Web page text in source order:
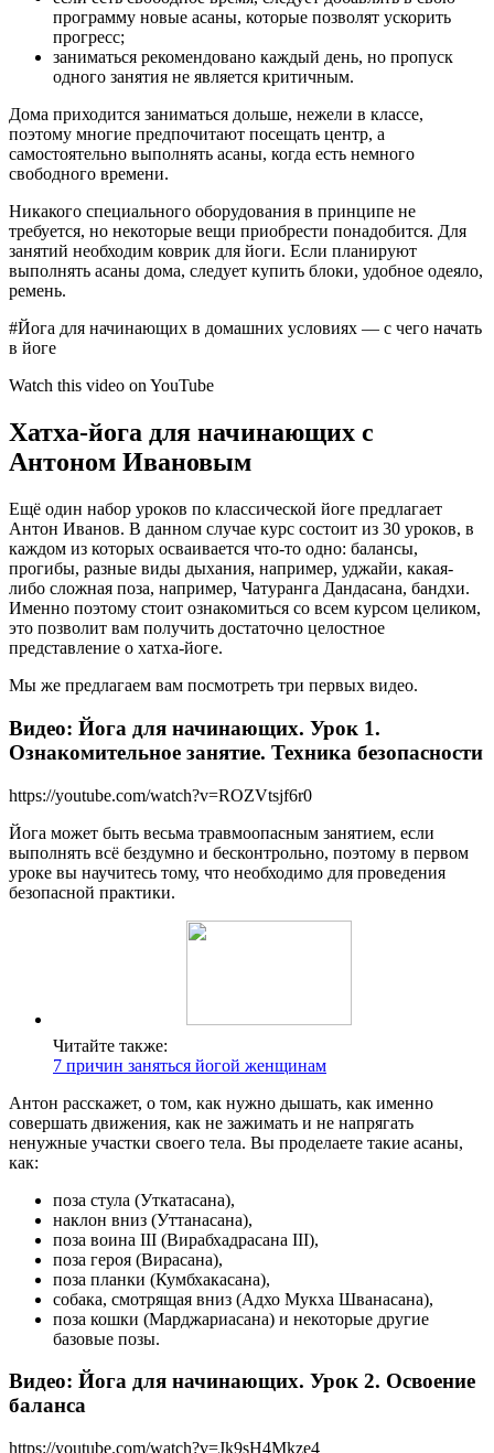
программу новые асаны, которые позволят ускорить
прогресс;
заниматься рекомендовано каждый день, но пропуск
одного занятия не является критичным.
Дома приходится заниматься дольше, нежели в классе,
поэтому многие предпочитают посещать центр, а
самостоятельно выполнять асаны, когда есть немного
свободного времени.
Никакого специального оборудования в принципе не
требуется, но некоторые вещи приобрести понадобится. Для
занятий необходим коврик для йоги. Если планируют
выполнять асаны дома, следует купить блоки, удобное одеяло,
ремень.
#Йога для начинающих в домашних условиях — с чего начать
в йоге
Watch this video on YouTube
Хатха-йога для начинающих с
Антоном Ивановым
Ещё один набор уроков по классической йоге предлагает
Антон Иванов. В данном случае курс состоит из 30 уроков, в
каждом из которых осваивается что-то одно: балансы,
прогибы, разные виды дыхания, например, уджайи, какая-
либо сложная поза, например, Чатуранга Дандасана, бандхи.
Именно поэтому стоит ознакомиться со всем курсом целиком,
это позволит вам получить достаточно целостное
представление о хатха-йоге.
Мы же предлагаем вам посмотреть три первых видео.
Видео: Йога для начинающих. Урок 1.
Ознакомительное занятие. Техника безопасности
https://youtube.com/watch?v=ROZVtsjf6r0
Йога может быть весьма травмоопасным занятием, если
выполнять всё бездумно и бесконтрольно, поэтому в первом
уроке вы научитесь тому, что необходимо для проведения
безопасной практики.
Читайте также:
7 причин заняться йогой женщинам
Антон расскажет, о том, как нужно дышать, как именно
совершать движения, как не зажимать и не напрягать
ненужные участки своего тела. Вы проделаете такие асаны,
как:
поза стула (Уткатасана),
наклон вниз (Уттанасана),
поза воина III (Вирабхадрасана III),
поза героя (Вирасана),
поза планки (Кумбхакасана),
собака, смотрящая вниз (Адхо Мукха Шванасана),
поза кошки (Марджариасана) и некоторые другие
базовые позы.
Видео: Йога для начинающих. Урок 2. Освоение
баланса
https://youtube.com/watch?v=Jk9sH4Mkze4